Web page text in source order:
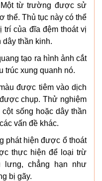
từ trường được sử
thể. Thủ tục này có thể
của đĩa đệm thoát vị
thần kinh.
tạo ra hình ảnh cắt
trúc xung quanh nó.
được tiêm vào dịch
chụp. Thử nghiệm
sống hoặc dây thần
vấn đề khác.
phát hiện được ổ thoát
thực hiện để loại trừ
lưng, chẳng hạn như
bị gãy.